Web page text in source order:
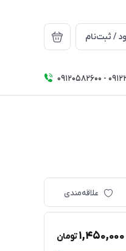
/ ثبت‌نام
09120582600 -
علاقه‌مندی
1,450,000تومان